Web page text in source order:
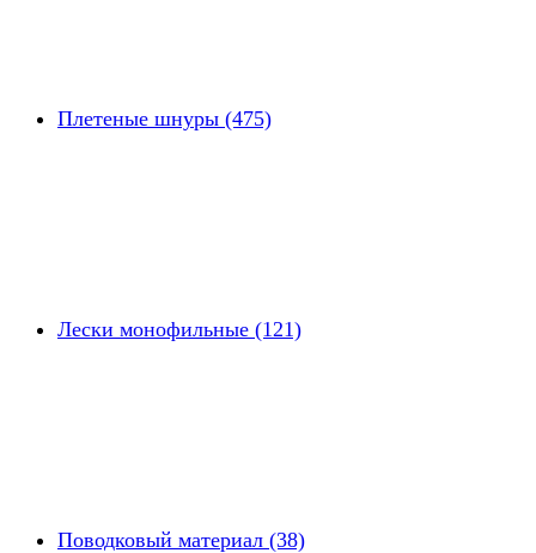
Плетеные шнуры (475)
Лески монофильные (121)
Поводковый материал (38)